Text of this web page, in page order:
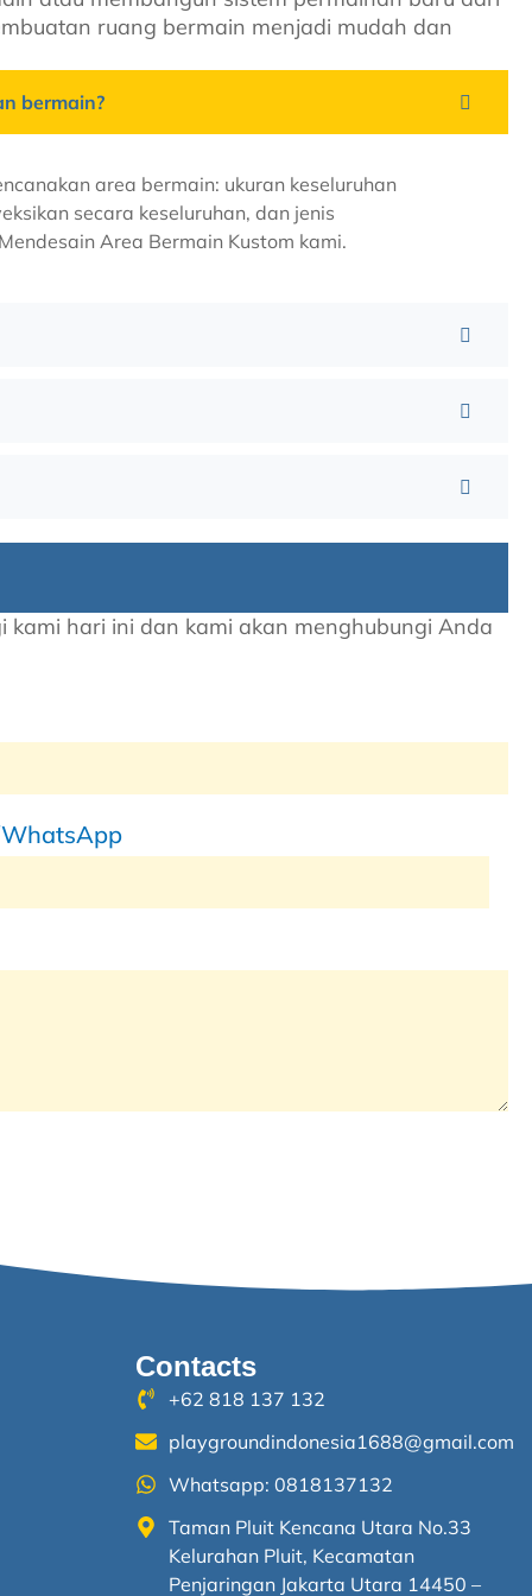
ruang bermain menjadi mudah dan
bermain?
area bermain: ukuran keseluruhan
secara keseluruhan, dan jenis
Area Bermain Kustom kami.
hari ini dan kami akan menghubungi Anda
Contacts
+62 818 137 132
playgroundindonesia1688@gmail.com
Whatsapp: 0818137132
Taman Pluit Kencana Utara No.33
Kelurahan Pluit, Kecamatan
Penjaringan Jakarta Utara 14450 –